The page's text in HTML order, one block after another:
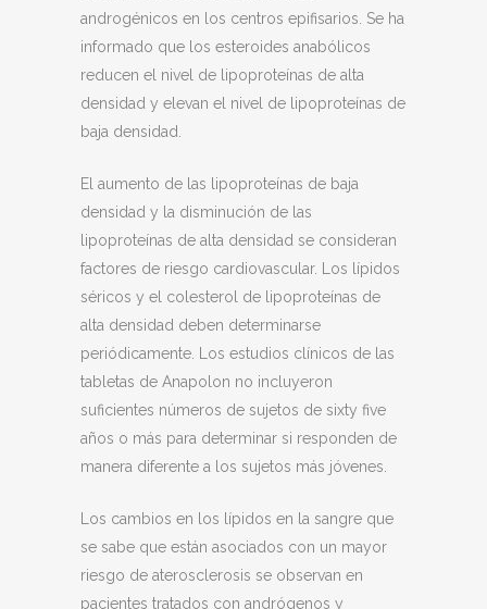
androgénicos en los centros epifisarios. Se ha
informado que los esteroides anabólicos
reducen el nivel de lipoproteínas de alta
densidad y elevan el nivel de lipoproteínas de
baja densidad.
El aumento de las lipoproteínas de baja
densidad y la disminución de las
lipoproteínas de alta densidad se consideran
factores de riesgo cardiovascular. Los lípidos
séricos y el colesterol de lipoproteínas de
alta densidad deben determinarse
periódicamente. Los estudios clínicos de las
tabletas de Anapolon no incluyeron
suficientes números de sujetos de sixty five
años o más para determinar si responden de
manera diferente a los sujetos más jóvenes.
Los cambios en los lípidos en la sangre que
se sabe que están asociados con un mayor
riesgo de aterosclerosis se observan en
pacientes tratados con andrógenos y